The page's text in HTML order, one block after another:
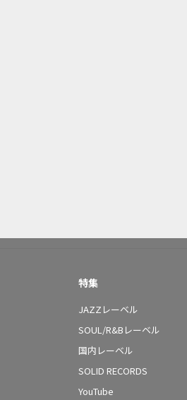
特集
JAZZレーベル
SOUL/R&Bレーベル
国内レーベル
SOLID RECORDS
YouTube